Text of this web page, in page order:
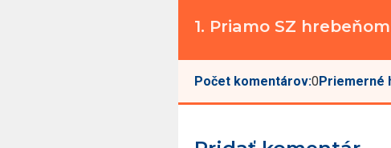
1. Priamo SZ
Počet komentárov:0Priemerné